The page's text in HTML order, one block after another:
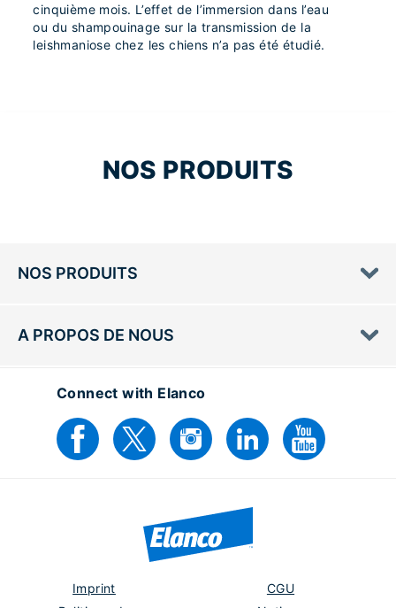
cinquième mois. L’effet de l’immersion dans l’eau
ou du shampouinage sur la transmission de la
leishmaniose chez les chiens n’a pas été étudié.
NOS PRODUITS
NOS PRODUITS
A PROPOS DE NOUS
Connect with Elanco
Imprint
CGU